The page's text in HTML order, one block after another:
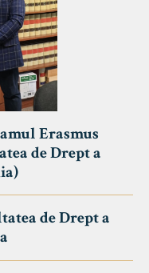
Erasmus
de Drept a
de Drept a